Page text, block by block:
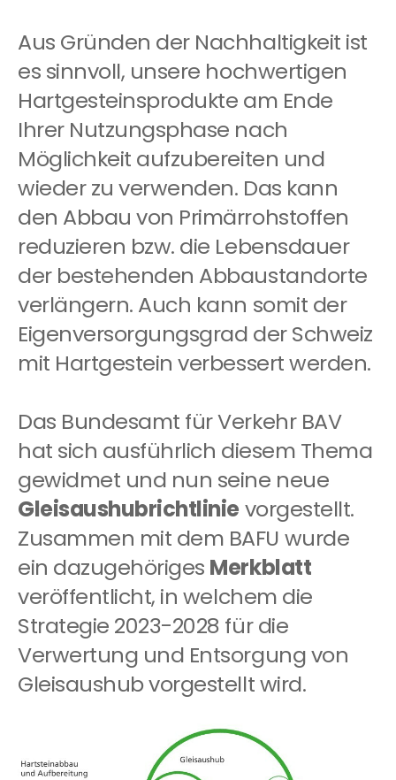
Aus Gründen der Nachhaltigkeit ist
es sinnvoll, unsere hochwertigen
Hartgesteinsprodukte am Ende
Ihrer Nutzungsphase nach
Möglichkeit aufzubereiten und
wieder zu verwenden. Das kann
den Abbau von Primärrohstoffen
reduzieren bzw. die Lebensdauer
der bestehenden Abbaustandorte
verlängern. Auch kann somit der
Eigenversorgungsgrad der Schweiz
mit Hartgestein verbessert werden.
Das Bundesamt für Verkehr BAV
hat sich ausführlich diesem Thema
gewidmet und nun seine neue
Gleisaushubrichtlinie vorgestellt.
Zusammen mit dem BAFU wurde
ein dazugehöriges Merkblatt
veröffentlicht, in welchem die
Strategie 2023-2028 für die
Verwertung und Entsorgung von
Gleisaushub vorgestellt wird.